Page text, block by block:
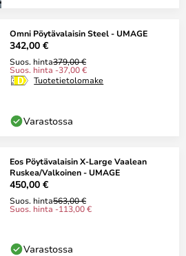
Omni Pöytävalaisin Steel - UMAGE
342,00 €
Suos. hinta379,00 €
Suos. hinta -37,00 €
Tuotetietolomake
Varastossa
Eos Pöytävalaisin X-Large Vaalean
Ruskea/Valkoinen - UMAGE
450,00 €
Suos. hinta563,00 €
Suos. hinta -113,00 €
Varastossa